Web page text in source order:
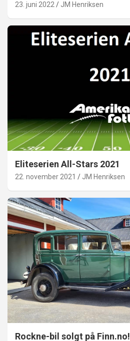
23. juni 2022 JM Henriksen
Eliteserien All-Stars 2021
22. november 2021 JM Henriksen
Rockne-bil solgt på Finn.no!